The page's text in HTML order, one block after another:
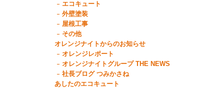
エコキュート
外壁塗装
屋根工事
その他
オレンジナイトからのお知らせ
オレンジレポート
オレンジナイトグループ THE NEWS
社長ブログ つみかさね
あしたのエコキュート